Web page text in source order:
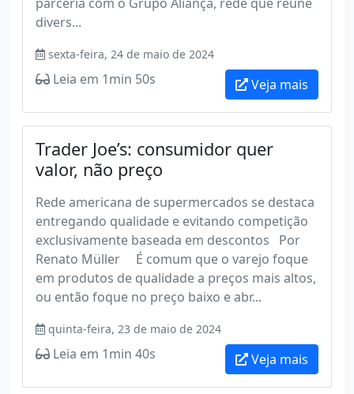
divers...
sexta-feira, 24 de maio de 2024
Leia em 1min 50s Veja mais
Trader Joe’s: consumidor quer
valor, não preço
Rede americana de supermercados se destaca
entregando qualidade e evitando competição
exclusivamente baseada em descontos Por
Renato Müller É comum que o varejo foque
em produtos de qualidade a preços mais altos,
ou então foque no preço baixo e abr...
quinta-feira, 23 de maio de 2024
Leia em 1min 40s Veja mais